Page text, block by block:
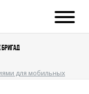
для мобильных